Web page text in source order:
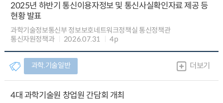
2025년 하반기 통신이용자정보 및 통신사실확인자료 제공 등
현황 발표
과학기술정보통신부 정보보호네트워크정책실 통신정책관
통신자원정책과
2026.07.31 4p
과학.기술일반 더보기
4대 과학기술원 창업원 간담회 개최